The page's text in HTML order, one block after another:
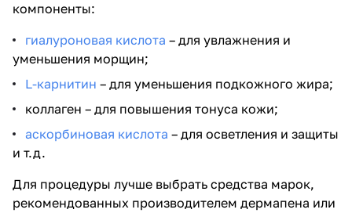
компоненты:
гиалуроновая кислота – для увлажнения и
уменьшения морщин;
L-карнитин – для уменьшения подкожного жира;
коллаген – для повышения тонуса кожи;
аскорбиновая кислота – для осветления и защиты
и т.д.
Для процедуры лучше выбрать средства марок,
рекомендованных производителем дермапена или